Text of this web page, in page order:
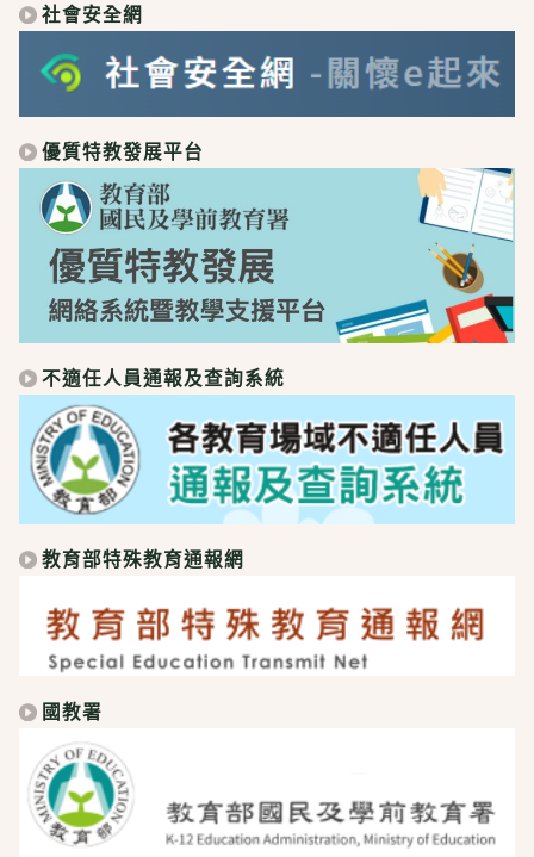
社會安全網
優質特教發展平台
不適任人員通報及查詢系統
教育部特殊教育通報網
國教署